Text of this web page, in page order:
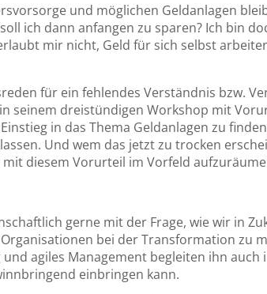
und möglichen Geldanlagen
ich dann anfangen zu sparen? Ich bin
mir nicht, Geld für sich selbst
für ein fehlendes Verständnis bzw.
seinem dreistündigen Workshop mit
in das Thema Geldanlagen zu
Und wem das jetzt zu trocken
mit diesem Vorurteil im Vorfeld
gerne mit der Frage, wie wir in
bei der Transformation zu
agiles Management begleiten ihn
einbringen kann.